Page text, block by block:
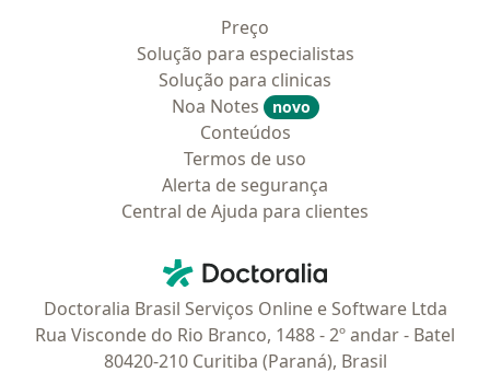
Preço
Solução para especialistas
Solução para clinicas
Noa Notes
novo
Conteúdos
Termos de uso
Alerta de segurança
Central de Ajuda para clientes
Doctoralia - Homepage
Doctoralia Brasil Serviços Online e Software Ltda
Rua Visconde do Rio Branco, 1488 - 2º andar - Batel
80420-210 Curitiba (Paraná), Brasil